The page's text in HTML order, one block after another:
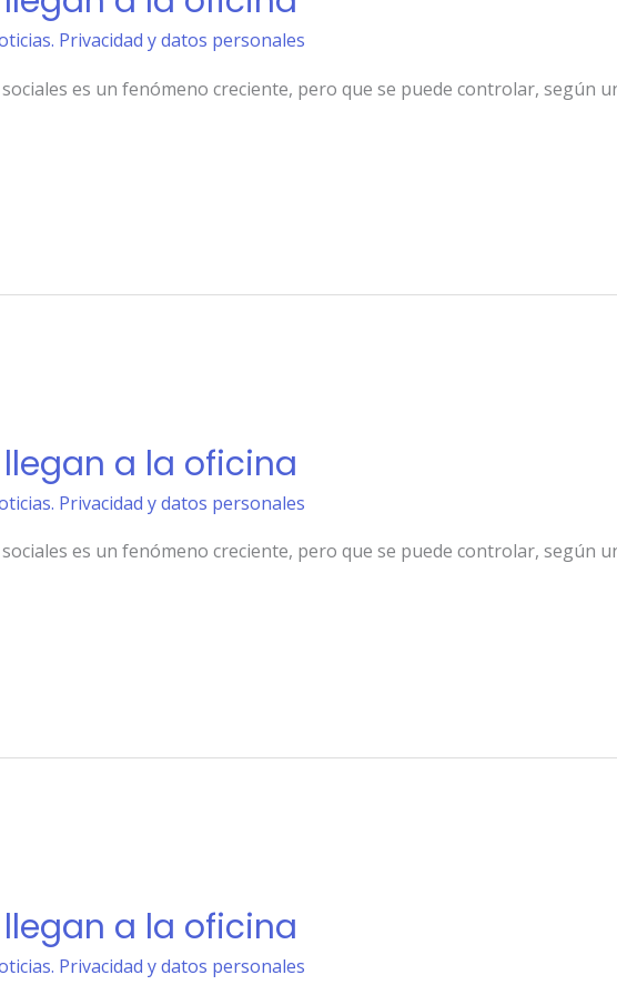
Privacidad y datos personales
es un fenómeno creciente, pero que se puede controlar, según
a la oficina
Privacidad y datos personales
es un fenómeno creciente, pero que se puede controlar, según
a la oficina
Privacidad y datos personales